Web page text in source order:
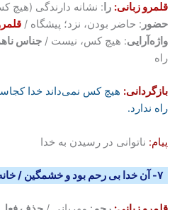
قلمرو زبانی: را : نشانه دارندگی (هیچ
حضور : حاضر بودن، نزد؛ پیشگاه /
واژه‌آرایی: هیچ کس، نیست / جناس
راه
بازگردانی: هیچ کس نمی‌داند خدا
راه ندارد.
پیام: ناتوانی در رسیدن به خدا
۷- آن خدا بی رحم بود و خشمگین / خانه اش در آسمان دور از زمین